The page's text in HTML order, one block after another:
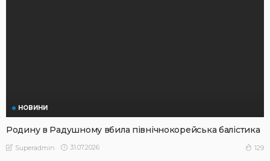
НОВИНИ
Родину в Радушному вбила північнокорейська балістика
Superadmin 31.07.2026 129